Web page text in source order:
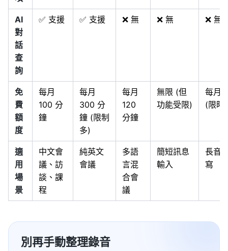
AI
對
話
查
詢
✅ 支援 ✅ 支援 ❌ 無 ❌ 無 ❌ 無
免
費
額
度
每月
100 分
鐘
每月
300 分
鐘 (限制
多)
每月
120
分鐘
無限 (但
功能受限)
每月
(限時
適
用
場
景
中文會
議、訪
談、課
程
純英文
會議
多語
言混
合會
議
簡短訊息
輸入
長音
寫
別再手動整理錄音